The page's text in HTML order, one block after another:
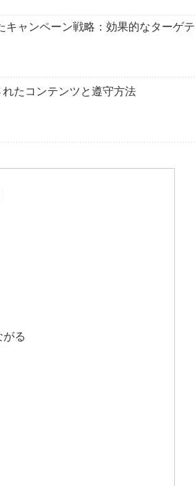
ャンペーン戦略：効果的なターゲテ
たコンテンツと遵守方法
る